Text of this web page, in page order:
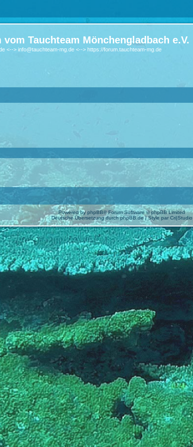
vom Tauchteam Mönchengladbach e.V.
<--> info@tauchteam-mg.de <--> https://forum.tauchteam-mg.de
Powered by phpBB® Forum Software © phpBB Limited
Deutsche Übersetzung durchphpBB.de| Style par Cri|Studio